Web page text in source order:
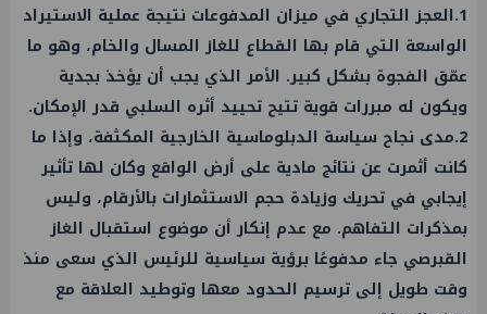
1.العجز التجاري في ميزان المدفوعات نتيجة عملية الاستيراد
الواسعة التي قام بها القطاع للغاز المسال والخام، وهو ما
عمّق الفجوة بشكل كبير. الأمر الذي يجب أن يؤخذ بجدية
ويكون له مبررات قوية تتيح تحييد أثره السلبي قدر الإمكان.
2.مدى نجاح سياسة الدبلوماسية الخارجية المكثفة، وإذا ما
كانت أثمرت عن نتائج مادية على أرض الواقع وكان لها تأثير
إيجابي في تحريك وزيادة حجم الاستثمارات بالأرقام، وليس
بمذكرات التفاهم. مع عدم إنكار أن موضوع استقبال الغاز
القبرصي جاء مدفوعًا برؤية سياسية للرئيس الذي سعى منذ
وقت طويل إلى ترسيم الحدود معها وتوطيد العلاقة مع